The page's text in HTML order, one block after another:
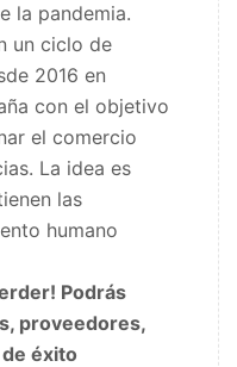
la pandemia.
un ciclo de
2016 en
con el objetivo
el comercio
La idea es
las
humano
Podrás
proveedores,
éxito